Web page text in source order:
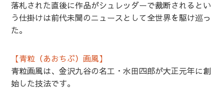
落札された直後に作品がシュレッダーで裁断されるとい
う仕掛けは前代未聞のニュースとして全世界を駆け巡っ
た。
【青粒（あおちぶ）画風】
青粒画風は、金沢九谷の名工・水田四郎が大正元年に創
始した技法です。